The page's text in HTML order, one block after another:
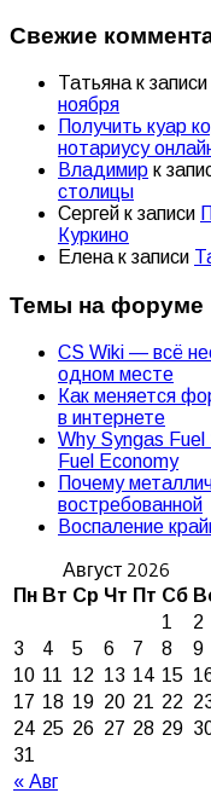
Свежие
Татьяна к записи
ноября
Получить куар
нотариусу
Владимир к
столицы
Сергей к записи
Куркино
Елена к записи
Темы на форуме
CS Wiki — всё
одном месте
Как меняется
в интернете
Why Syngas
Fuel Economy
Почему
востребованной
Воспаление
Август 2026
Пн Вт Ср Чт Пт Сб
« Авг
1
2
3
4 5 6 7 8
9
10 11 12 13 14 15
17 18 19 20 21 22
24 25 26 27 28 29
31